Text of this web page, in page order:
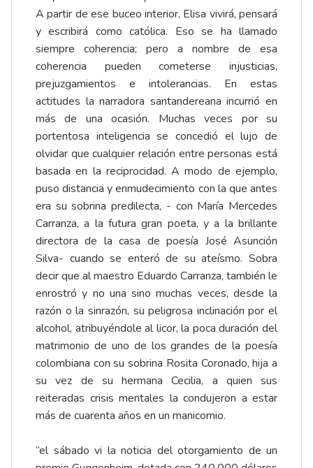
A partir de ese buceo interior, Elisa vivirá, pensará
y escribirá como católica. Eso se ha llamado
siempre coherencia; pero a nombre de esa
coherencia pueden cometerse injusticias,
prejuzgamientos e intolerancias. En estas
actitudes la narradora santandereana incurrió en
más de una ocasión. Muchas veces por su
portentosa inteligencia se concedió el lujo de
olvidar que cualquier relación entre personas está
basada en la reciprocidad. A modo de ejemplo,
puso distancia y enmudecimiento con la que antes
era su sobrina predilecta, - con María Mercedes
Carranza, a la futura gran poeta, y a la brillante
directora de la casa de poesía José Asunción
Silva- cuando se enteró de su ateísmo. Sobra
decir que al maestro Eduardo Carranza, también le
enrostró y no una sino muchas veces, desde la
razón o la sinrazón, su peligrosa inclinación por el
alcohol, atribuyéndole al licor, la poca duración del
matrimonio de uno de los grandes de la poesía
colombiana con su sobrina Rosita Coronado, hija a
su vez de su hermana Cecilia, a quien sus
reiteradas crisis mentales la condujeron a estar
más de cuarenta años en un manicomio.
“el sábado vi la noticia del otorgamiento de un